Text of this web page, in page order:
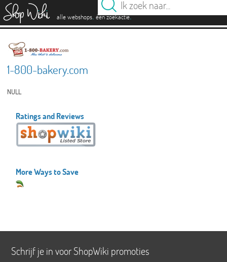
alle webshops. één zoekactie.
1-800-bakery.com
NULL
Ratings and Reviews
More Ways to Save
Schrijf je in voor ShopWiki promoties